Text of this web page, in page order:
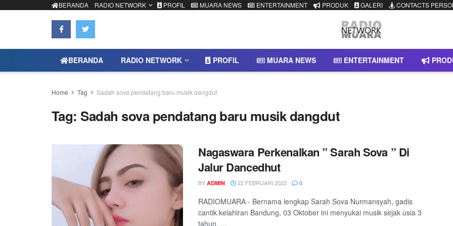
BERANDA RADIO NETWORK PROFIL MUARA NEWS ENTERTAINMENT PRODUK GALERI CONTACTS
BERANDA RADIO NETWORK PROFIL MUARA NEWS ENTERTAINMENT
Home Tag Sadah sova pendatang baru musik dangdut
Tag: Sadah sova pendatang baru musik dangdut
Nagaswara Perkenalkan ” Sarah Sova ” Di
Jalur Dancedhut
BY ADMIN 22 FEBRUARI 2022 0
RADIOMUARA - Bernama lengkap Sarah Sova Nurmansyah, gadis
cantik kelahiran Bandung, 03 Oktober ini menyukai musik sejak usia 3
tahun. ...